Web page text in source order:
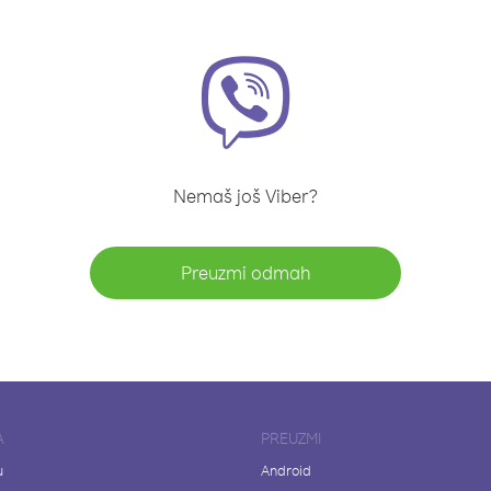
Nemaš još Viber?
Preuzmi odmah
PREUZMI
Android